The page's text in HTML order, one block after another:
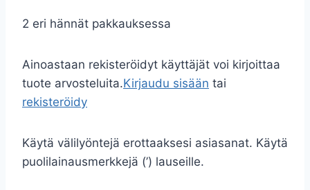
2 eri hännät pakkauksessa
Ainoastaan rekisteröidyt käyttäjät voi kirjoittaa
tuote arvosteluita.Kirjaudu sisään tai
rekisteröidy
Käytä välilyöntejä erottaaksesi asiasanat. Käytä
puolilainausmerkkejä (’) lauseille.